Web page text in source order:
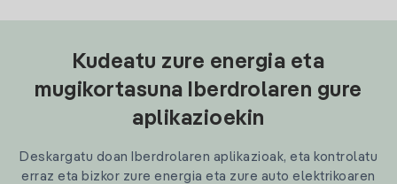
Kudeatu zure energia eta
mugikortasuna Iberdrolaren gure
aplikazioekin
Deskargatu doan Iberdrolaren aplikazioak, eta kontrolatu
erraz eta bizkor zure energia eta zure auto elektrikoaren